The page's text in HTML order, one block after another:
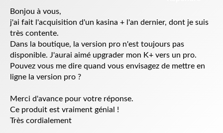
Bonjou à vous,
j'ai fait l'acquisition d'un kasina + l'an dernier, dont je suis
très contente.
Dans la boutique, la version pro n'est toujours pas
disponible. J'aurai aimé upgrader mon K+ vers un pro.
Pouvez vous me dire quand vous envisagez de mettre en
ligne la version pro ?
Merci d'avance pour votre réponse.
Ce produit est vraiment génial !
Très cordialement